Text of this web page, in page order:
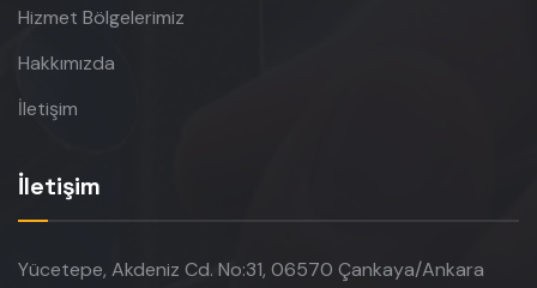
Hizmet Bölgelerimiz
Hakkımızda
İletişim
İletişim
Yücetepe, Akdeniz Cd. No:31, 06570 Çankaya/Ankara